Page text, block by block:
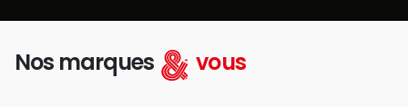
Nos marques vous